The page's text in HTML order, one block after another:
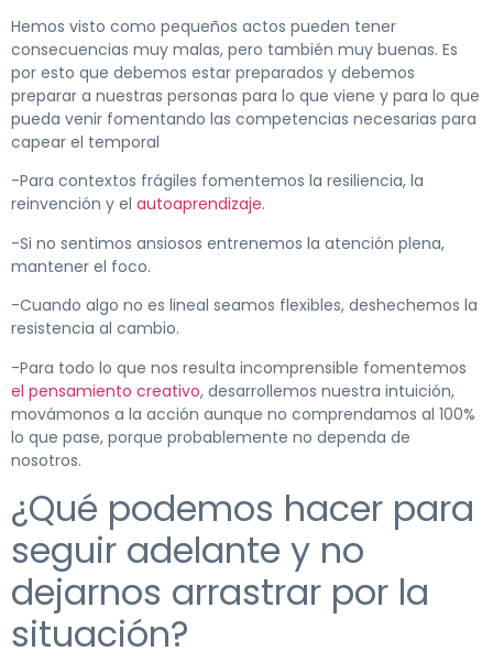
Hemos visto como pequeños actos pueden tener
consecuencias muy malas, pero también muy buenas. Es
por esto que debemos estar preparados y debemos
preparar a nuestras personas para lo que viene y para lo que
pueda venir fomentando las competencias necesarias para
capear el temporal
-Para contextos frágiles fomentemos la resiliencia, la
reinvención y el autoaprendizaje.
-Si no sentimos ansiosos entrenemos la atención plena,
mantener el foco.
-Cuando algo no es lineal seamos flexibles, deshechemos la
resistencia al cambio.
-Para todo lo que nos resulta incomprensible fomentemos
el pensamiento creativo, desarrollemos nuestra intuición,
movámonos a la acción aunque no comprendamos al 100%
lo que pase, porque probablemente no dependa de
nosotros.
¿Qué podemos hacer para
seguir adelante y no
dejarnos arrastrar por la
situación?